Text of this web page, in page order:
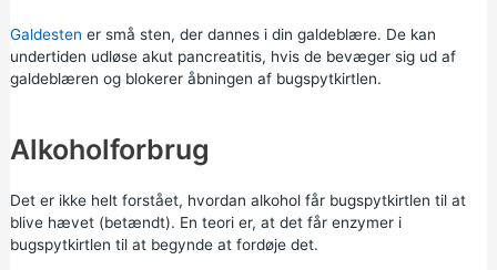
Galdesten er små sten, der dannes i din galdeblære. De kan
undertiden udløse akut pancreatitis, hvis de bevæger sig ud af
galdeblæren og blokerer åbningen af bugspytkirtlen.
Alkoholforbrug
Det er ikke helt forstået, hvordan alkohol får bugspytkirtlen til at
blive hævet (betændt). En teori er, at det får enzymer i
bugspytkirtlen til at begynde at fordøje det.